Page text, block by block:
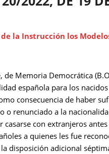
la Instrucción los
Memoria Democrática
española para los
consecuencia de haber
o renunciado a la
con extranjeros
a quienes les fue
disposición adicional